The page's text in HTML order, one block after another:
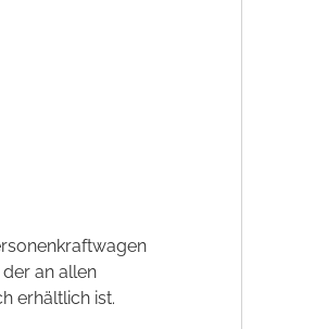
an allen
erhältlich ist.